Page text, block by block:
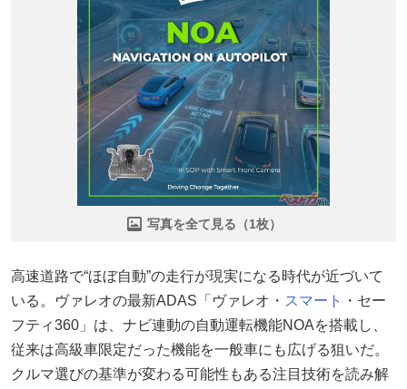
写真を全て見る（1枚）
高速道路で“ほぼ自動”の走行が現実になる時代が近づいて
いる。ヴァレオの最新ADAS「ヴァレオ・ スマート
・セー
フティ360」は、ナビ連動の自動運転機能NOAを搭載し、
従来は高級車限定だった機能を一般車にも広げる狙いだ。
クルマ選びの基準が変わる可能性もある注目技術を読み解